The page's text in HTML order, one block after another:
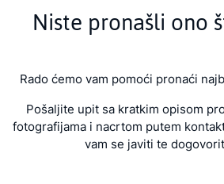
Niste pronašli ono
Rado ćemo vam pomoći pronaći
Pošaljite upit sa kratkim opisom
fotografijama i nacrtom putem
vam se javiti te